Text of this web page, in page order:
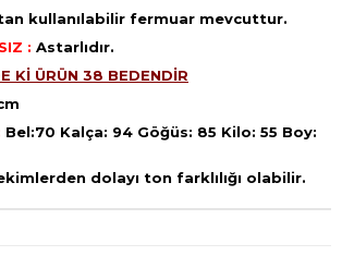
kullanılabilir fermuar mevcuttur.
: Astarlıdır.
Kİ ÜRÜN 38 BEDENDİR
Bel:70 Kalça: 94 Göğüs: 85 Kilo: 55 Boy:
dolayı ton farklılığı olabilir.